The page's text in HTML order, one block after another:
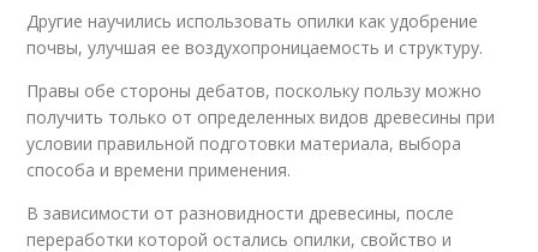
Другие научились использовать опилки как удобрение
почвы, улучшая ее воздухопроницаемость и структуру.
Правы обе стороны дебатов, поскольку пользу можно
получить только от определенных видов древесины при
условии правильной подготовки материала, выбора
способа и времени применения.
В зависимости от разновидности древесины, после
переработки которой остались опилки, свойство и